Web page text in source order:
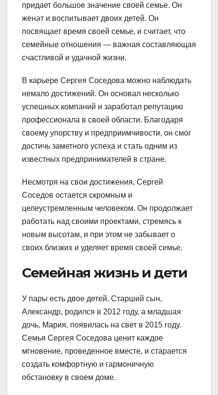
придает большое значение своей семье. Он
женат и воспитывает двоих детей. Он
посвящает время своей семье, и считает, что
семейные отношения — важная составляющая
счастливой и удачной жизни.
В карьере Сергея Соседова можно наблюдать
немало достижений. Он основал несколько
успешных компаний и заработал репутацию
профессионала в своей области. Благодаря
своему упорству и предприимчивости, он смог
достичь заметного успеха и стать одним из
известных предпринимателей в стране.
Несмотря на свои достижения, Сергей
Соседов остается скромным и
целеустремленным человеком. Он продолжает
работать над своими проектами, стремясь к
новым высотам, и при этом не забывает о
своих близких и уделяет время своей семье.
Семейная жизнь и дети
У пары есть двое детей. Старший сын,
Александр, родился в 2012 году, а младшая
дочь, Мария, появилась на свет в 2015 году.
Семья Сергея Соседова ценит каждое
мгновение, проведенное вместе, и старается
создать комфортную и гармоничную
обстановку в своем доме.